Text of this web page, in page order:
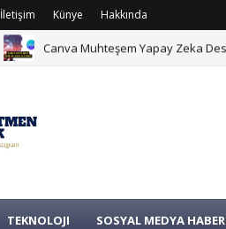
İletişim Künye Hakkında
Canva Muhteşem Yapay Zeka
TEKNOLOJI SOSYAL MEDYA